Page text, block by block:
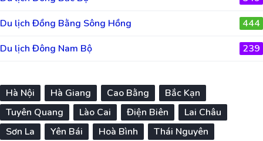
Du lịch Đồng Bằng Sông Hồng
444
Du lịch Đông Nam Bộ
239
Hà Nội Hà Giang Cao Bằng
Bắc Kạn
Tuyên Quang
Lào Cai Điện Biên
Lai Châu
Sơn La
Yên Bái Hoà Bình
Thái Nguyên